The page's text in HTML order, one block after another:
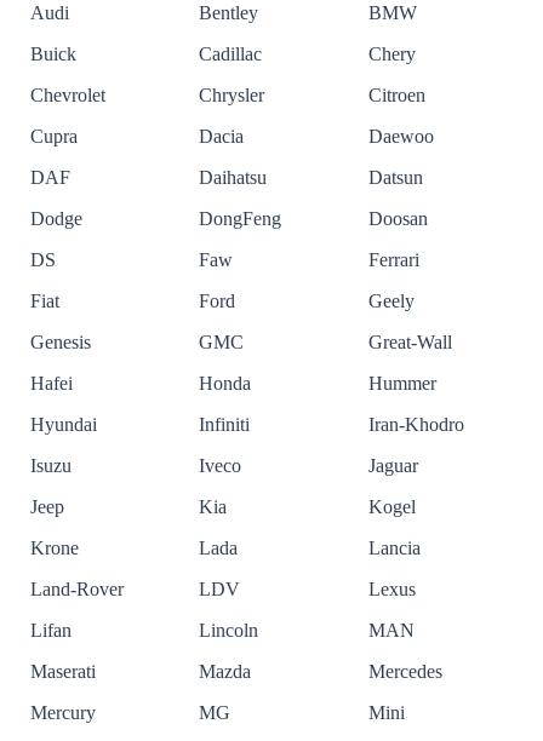
Audi
Bentley
BMW
Buick
Cadillac
Chery
Chevrolet
Chrysler
Citroen
Cupra
Dacia
Daewoo
DAF
Daihatsu
Datsun
Dodge
DongFeng
Doosan
DS
Faw
Ferrari
Fiat
Ford
Geely
Genesis
GMC
Great-Wall
Hafei
Honda
Hummer
Hyundai
Infiniti
Iran-Khodro
Isuzu
Iveco
Jaguar
Jeep
Kia
Kogel
Krone
Lada
Lancia
Land-Rover
LDV
Lexus
Lifan
Lincoln
MAN
Maserati
Mazda
Mercedes
Mercury
MG
Mini